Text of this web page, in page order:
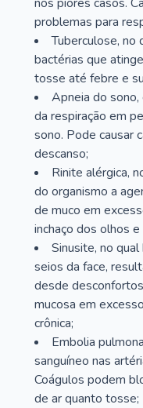
problemas para
Tuberculose, no
bactérias que
tosse até febre e
Apneia do
da respiração em
sono. Pode causar
descanso;
Rinite alérgica,
do organismo a
de muco em
inchaço dos olhos
Sinusite, no
seios da face,
desde
mucosa em
crônica;
Embolia
sanguíneo nas
Coágulos podem
de ar quanto tosse;